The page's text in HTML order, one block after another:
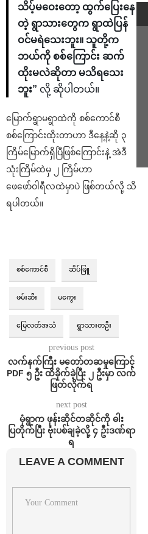
သိပ့်မဝေးတော့ ထွက်ပြေးနေ
တဲ့ ရွာသားတွေက ရွာထဲပြန်
ဝင်မရဲသေးဘူး။ သူတို့က
ဘယ်ကို စစ်ကြောင်း ဆက်
ထိုးမလဲဆိုတာ မသိရသေး
ဘူး” လို့ ဆိုပါတယ်။
မြောက်ရွာမရွာထဲကို စစ်ကောင်စီ
စစ်ကြောင်းထိုးတာဟာ ဒီနေ့နဲ့ဆို ၃
ကြိမ်‌မြောက်ရှိပြီဖြစ်ကြောင်းနဲ့ အဲဒီ
သုံးကြိမ်ထဲမှ ၂ ကြိမ်ဟာ
ဖေဖော်ဝါရီလထဲမှာပဲ ဖြစ်တယ်လို့ သိ
ရပါတယ်။
စစ်ကောင်စီ ဆိပ်ဖြူ
ဖမ်းဆီး မကွေး
မြေလတ်အသံ ရွာသားတဦး
previous post
လက်နက်ကြီး မတော်တဆမှုကြောင့်
PDF ၅ ဦး ထိခိုက်ခဲ့ပြီး ၂ ဦးမှာ လက်
ဖြတ်လိုက်ရ
next post
မုံရွာက ဖုန်းဆိုင်တဆိုင်ကို ဓါး
ပြတိုက်ပြီး ဗုံးပစ်ချခဲ့လို့ ၄ ဦးဒဏ်ရာ
ရ
LEAVE A COMMENT